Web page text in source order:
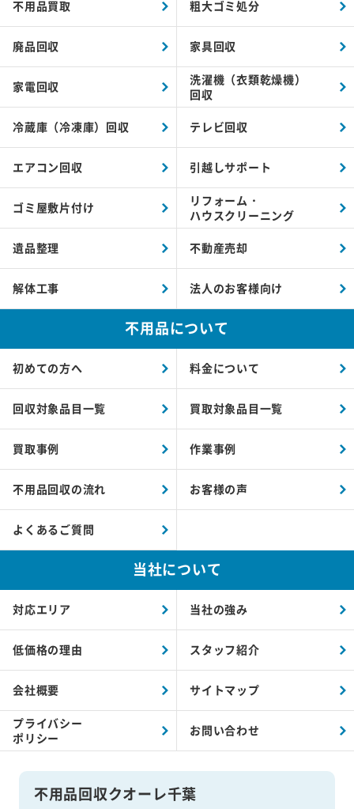
不用品回収クオーレ千葉
不用品買取 粗大ゴミ処分
廃品回収 家具回収
家電回収
洗濯機（衣類乾燥機）
回収
冷蔵庫（冷凍庫）回収 テレビ回収
エアコン回収 引越しサポート
ゴミ屋敷片付け
リフォーム・
ハウスクリーニング
遺品整理 不動産売却
解体工事 法人のお客様向け
不用品について
初めての方へ 料金について
回収対象品目一覧 買取対象品目一覧
買取事例 作業事例
不用品回収の流れ お客様の声
よくあるご質問
当社について
対応エリア 当社の強み
低価格の理由 スタッフ紹介
会社概要 サイトマップ
プライバシー
ポリシー
お問い合わせ